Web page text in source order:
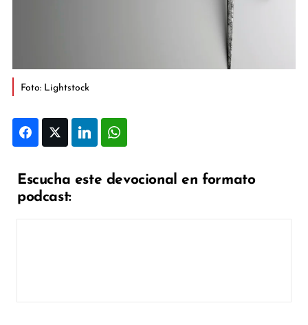
Foto: Lightstock
FacebookTwitter LinkedIn
Escucha este devocional en formato
podcast: